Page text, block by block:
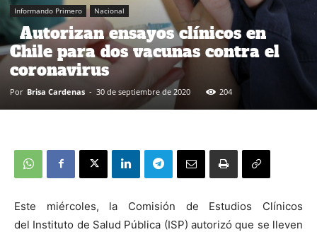
Informando Primero Nacional
Autorizan ensayos clínicos en
Chile para dos vacunas contra el
coronavirus
Por Brisa Cardenas - 30 de septiembre de 2020 204
Este miércoles, la Comisión de Estudios Clínicos
del Instituto de Salud Pública (ISP) autorizó que se lleven